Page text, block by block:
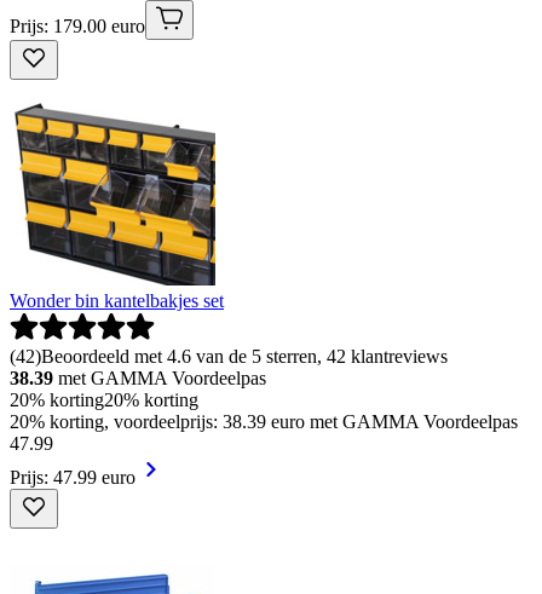
Prijs: 179.00 euro
Wonder bin kantelbakjes set
(42)Beoordeeld met 4.6 van de 5 sterren, 42 klantreviews
38.39 met GAMMA Voordeelpas
20% korting20% korting
20% korting, voordeelprijs: 38.39 euro met GAMMA Voordeelpas
47.99
Prijs: 47.99 euro